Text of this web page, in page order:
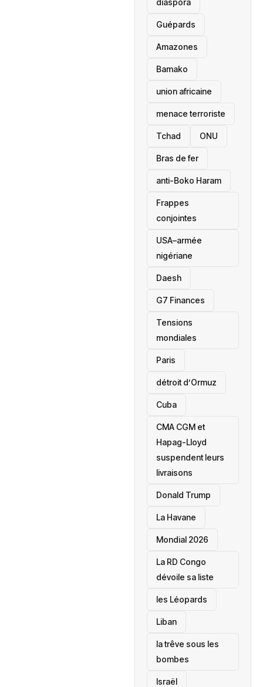
Guépards
Amazones
Bamako
union africaine
menace terroriste
‎Tchad ONU
Bras de fer
anti-Boko Haram
Frappes
conjointes
USA–armée
nigériane
Daesh
‎G7 Finances
Tensions
mondiales
Paris
détroit d’Ormuz
‎Cuba
CMA CGM et
Hapag-Lloyd
suspendent leurs
livraisons
Donald Trump
La Havane
Mondial 2026
La RD Congo
dévoile sa liste
les Léopards
‎Liban
la trêve sous les
bombes
Israël